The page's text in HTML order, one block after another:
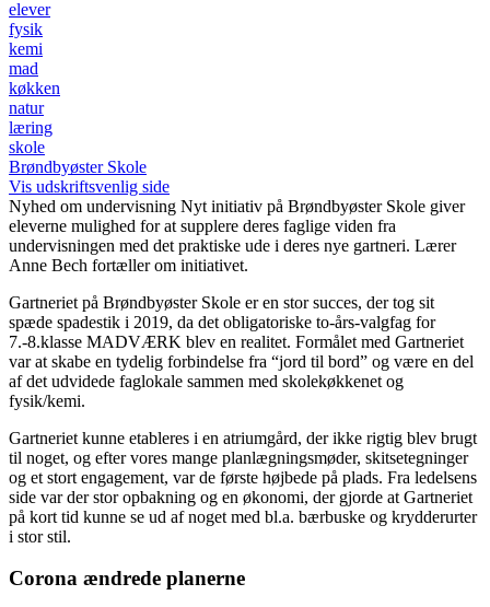
elever
fysik
kemi
mad
køkken
natur
læring
skole
Brøndbyøster Skole
Vis udskriftsvenlig side
Nyhed om undervisning Nyt initiativ på Brøndbyøster Skole giver
eleverne mulighed for at supplere deres faglige viden fra
undervisningen med det praktiske ude i deres nye gartneri. Lærer
Anne Bech fortæller om initiativet.
Gartneriet på Brøndbyøster Skole er en stor succes, der tog sit
spæde spadestik i 2019, da det obligatoriske to-års-valgfag for
7.-8.klasse MADVÆRK blev en realitet. Formålet med Gartneriet
var at skabe en tydelig forbindelse fra “jord til bord” og være en del
af det udvidede faglokale sammen med skolekøkkenet og
fysik/kemi.
Gartneriet kunne etableres i en atriumgård, der ikke rigtig blev brugt
til noget, og efter vores mange planlægningsmøder, skitsetegninger
og et stort engagement, var de første højbede på plads. Fra ledelsens
side var der stor opbakning og en økonomi, der gjorde at Gartneriet
på kort tid kunne se ud af noget med bl.a. bærbuske og krydderurter
i stor stil.
Corona ændrede planerne